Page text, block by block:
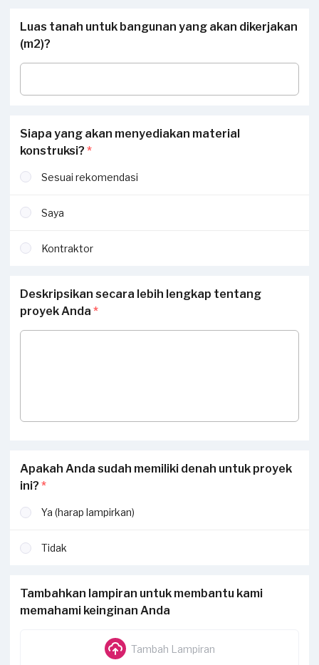
Luas tanah untuk bangunan yang akan dikerjakan
(m2)?
Siapa yang akan menyediakan material
konstruksi? *
Sesuai rekomendasi
Saya
Kontraktor
Deskripsikan secara lebih lengkap tentang
proyek Anda *
Apakah Anda sudah memiliki denah untuk proyek
ini? *
Ya (harap lampirkan)
Tidak
Tambahkan lampiran untuk membantu kami
memahami keinginan Anda
Tambah Lampiran